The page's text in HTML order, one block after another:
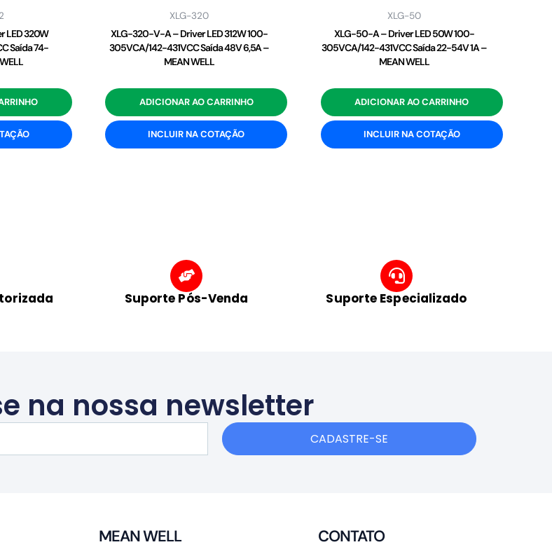
LED 320W
Saída 74-
XLG-320
XLG-320-V-A – Driver LED 312W 100-
305VCA/142-431VCC Saída 48V 6,5A –
MEAN WELL
ADICIONAR AO CARRINHO
INCLUIR NA COTAÇÃO
XLG-50
XLG-50-A – Driver LED 50W 100-
305VCA/142-431VCC Saída 22-54V 1A –
MEAN WELL
ADICIONAR AO CARRINHO
INCLUIR NA COTAÇÃO
Suporte Pós-Venda Suporte Especializado
na nossa newsletter
CADASTRE-SE
MEAN WELL CONTATO